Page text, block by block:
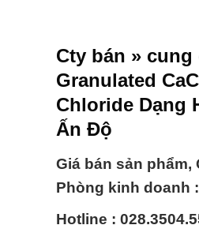
Cty bán » cung
Granulated
Chloride Dạng
Ấn Độ
Giá bán sản
Phòng kinh doanh :
Hotline :